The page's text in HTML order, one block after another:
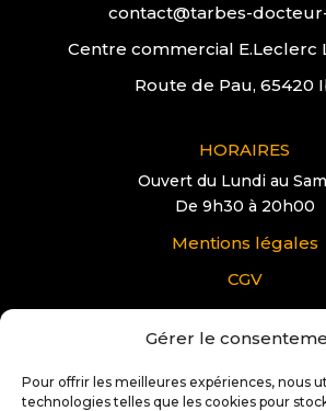
Gérer le
Pour offrir les meilleures expériences, nous
technologies telles que les cookies pour
contact@tarbes-
Centre commercial E.Leclerc
Route de Pau, 65420
HORAIRES
Ouvert du Lundi au
De 9h30 à 20h00
Mentions légales
CGV
VOUS AVEZ UNE
Pour tous renseignements
Docteur IT Ibos: